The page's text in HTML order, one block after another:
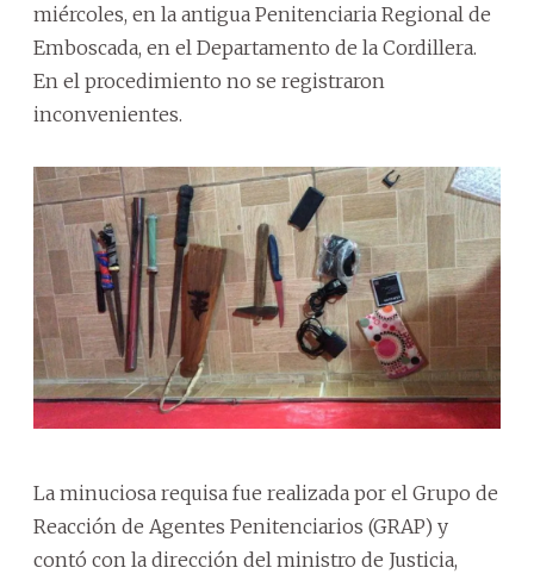
miércoles, en la antigua Penitenciaria Regional de
Emboscada, en el Departamento de la Cordillera.
En el procedimiento no se registraron
inconvenientes.
La minuciosa requisa fue realizada por el Grupo de
Reacción de Agentes Penitenciarios (GRAP) y
contó con la dirección del ministro de Justicia,